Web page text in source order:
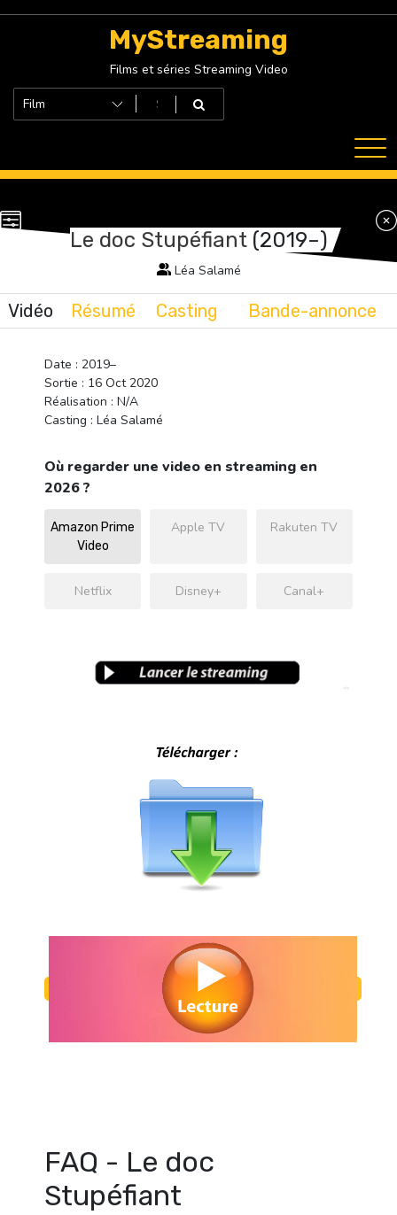
MyStreaming
Films et séries Streaming Video
Le doc Stupéfiant (2019–)
Léa Salamé
Vidéo Résumé Casting Bande-annonce
Date : 2019–
Sortie : 16 Oct 2020
Réalisation : N/A
Casting : Léa Salamé
Où regarder une video en streaming en
2026 ?
Amazon Prime
Video
Apple TV Rakuten TV
Netflix Disney+ Canal+
FAQ - Le doc
Stupéfiant